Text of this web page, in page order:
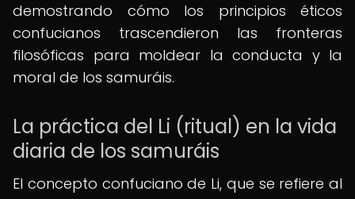
demostrando cómo los principios éticos
confucianos trascendieron las fronteras
filosóficas para moldear la conducta y la
moral de los samuráis.
La práctica del Li (ritual) en la vida
diaria de los samuráis
El concepto confuciano de Li, que se refiere al